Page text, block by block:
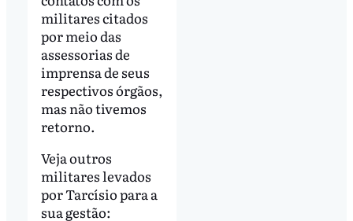
militares citados
por meio das
assessorias de
imprensa de seus
respectivos órgãos,
mas não tivemos
retorno.
Veja outros
militares levados
por Tarcísio para a
sua gestão: